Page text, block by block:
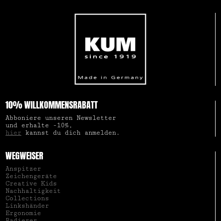
10% WILLKOMMENSRABATT
Abboniere unseren Newsletter
und erhalte -10%,
hier kannst du dich anmelden.
WEGWEISER
Anspitzer
Zeichengeräte
Creative Kids
Nachhaltigkeit
Collections
Linkshänder
Ergonomie